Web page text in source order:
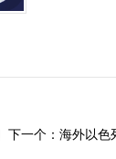
下一个： 海外以色